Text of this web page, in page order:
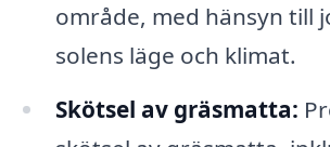
område, med hänsyn till
solens läge och klimat.
Skötsel av gräsmatta: